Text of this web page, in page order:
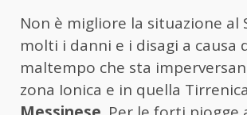
Non è migliore la situazione al
molti i danni e i disagi a causa
maltempo che sta
zona Ionica e in quella